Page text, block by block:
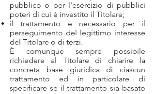
pubblico o per l'esercizio di pubblici
poteri di cui è investito il Titolare;
il trattamento è necessario per il
perseguimento del legittimo interesse
del Titolare o di terzi.
È comunque sempre possibile
richiedere al Titolare di chiarire la
concreta base giuridica di ciascun
trattamento ed in particolare di
specificare se il trattamento sia basato